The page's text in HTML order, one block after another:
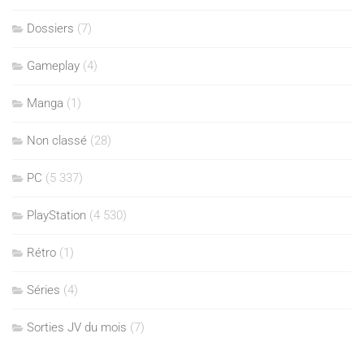
Dossiers (7)
Gameplay (4)
Manga (1)
Non classé (28)
PC (5 337)
PlayStation (4 530)
Rétro (1)
Séries (4)
Sorties JV du mois (7)